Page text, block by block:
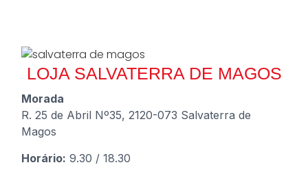
LOJA SALVATERRA DE MAGOS
Morada
R. 25 de Abril Nº35, 2120-073 Salvaterra de
Magos
Horário: 9.30 / 18.30